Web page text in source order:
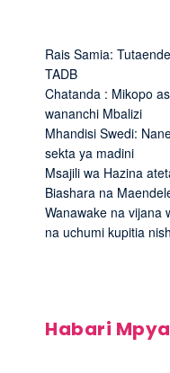
Rais Samia:
TADB
Chatanda : Mikopo
wananchi Mbalizi
Mhandisi Swedi:
sekta ya madini
Msajili wa Hazina
Biashara na
Wanawake na vijana
na uchumi kupitia
Habari Mpya